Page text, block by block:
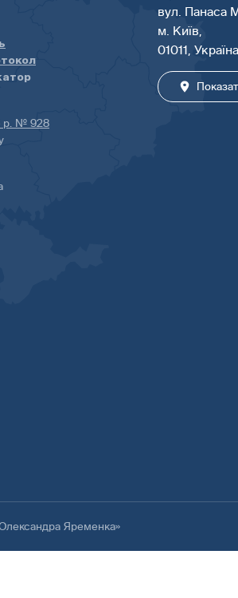
р. № 928
вул. Панаса
м. Київ,
01011, Україна
Яременка»